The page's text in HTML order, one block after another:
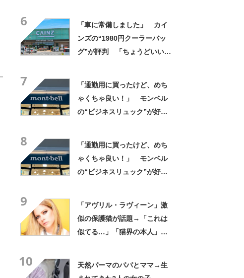
6
「車に常備しました」 カイ
ンズの“1980円クーラーバッ
グ”が評判 「ちょうどいい大
7
「通勤用に買ったけど、めち
ゃくちゃ良い！」 モンベル
の“ビジネスリュック”が好
8
「通勤用に買ったけど、めち
ゃくちゃ良い！」 モンベル
の“ビジネスリュック”が好
9
「アヴリル・ラヴィーン」激
似の保護猫が話題→「これは
似てる…」「猫界の本人」
10
天然パーマのパパとママ→生